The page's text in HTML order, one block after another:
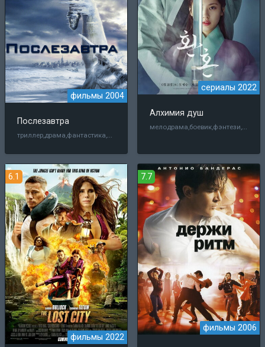
фильмы 2004
Послезавтра
триллер,драма,фантастика,приключения
сериалы 2022
Алхимия душ
мелодрама,боевик,фэнтези,комедия
6.1
фильмы 2022
7.7
фильмы 2006